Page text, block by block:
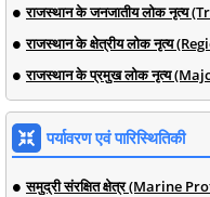
राजस्थान के जनजातीय लोक
राजस्थान के क्षेत्रीय लोक नृत्य
राजस्थान के प्रमुख लोक नृत्य
पर्यावरण एवं पारिस्थितिकी
समुद्री संरक्षित क्षेत्र (Marine